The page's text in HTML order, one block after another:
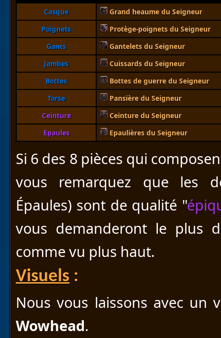
Casque
Grand heaume du Seigneur
Poignets
Protège-poignets du Seigneur
Gants
Gantelets du Seigneur
Jambes
Cuissards du Seigneur
Bottes
Bottes de guerre du Seigneur
Torse
Pansière du Seigneur
Ceinture
Ceinture du Seigneur
Epaules
Epaulières du Seigneur
Si 6 des 8 pièces qui
vous remarquez que les
Épaules) sont de qualité "
vous demanderont le plus
comme vu plus haut.
Visuels :
Nous vous laissons avec un
Wowhead.